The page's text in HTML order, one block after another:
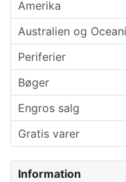
Amerika
Australien og
Periferier
Bøger
Engros salg
Gratis varer
Information